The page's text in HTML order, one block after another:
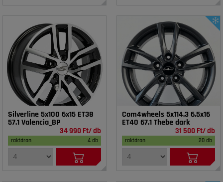
Silverline 5x100 6x15 ET38
57.1 Valencia_BP
34 990 Ft/ db
raktáron 4 db
Com4wheels 5x114.3 6.5x16
ET40 67.1 Thebe dark
31 500 Ft/ db
raktáron 20 db